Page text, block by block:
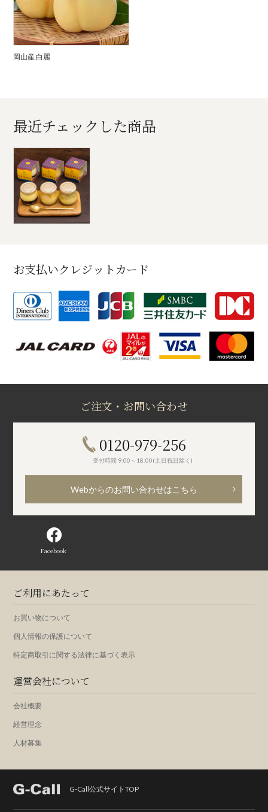
岡山産 白麗
最近チェックした商品
お支払いクレジットカード
ご注文・お問い合わせ
0120-979-256
受付時間 9:00～18:00(土日祝日除く)
Webからのお問い合わせはこちら
Facebook
ご利用にあたって
お買い物について
個人情報の保護について
特定商取引に関する法律に基づく表示
運営会社について
会社概要
経営理念
人材募集
G-Call公式サイトTOP